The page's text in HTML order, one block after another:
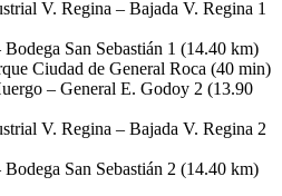
V. Regina – Bajada V. Regina 1
San Sebastián 1 (14.40 km)
Ciudad de General Roca (40 min)
– General E. Godoy 2 (13.90
V. Regina – Bajada V. Regina 2
San Sebastián 2 (14.40 km)